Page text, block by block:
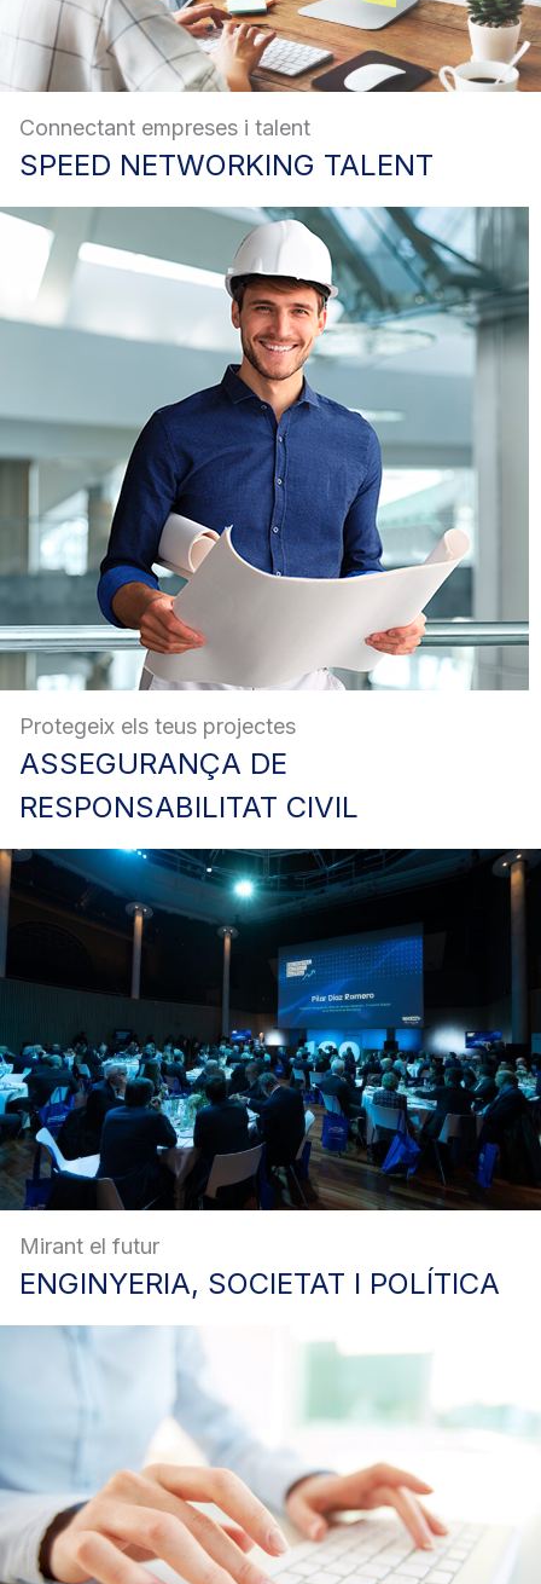
Connectant empreses i talent
SPEED NETWORKING TALENT
Protegeix els teus projectes
ASSEGURANÇA DE
RESPONSABILITAT CIVIL
Mirant el futur
ENGINYERIA, SOCIETAT I POLÍTICA